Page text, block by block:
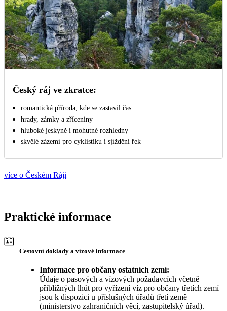
Český ráj ve zkratce:
romantická příroda, kde se zastavil čas
hrady, zámky a zříceniny
hluboké jeskyně i mohutné rozhledny
skvělé zázemí pro cyklistiku i sjíždění řek
více o Českém Ráji
Praktické informace
Cestovní doklady a vízové informace
Informace pro občany ostatních zemí:
Údaje o pasových a vízových požadavcích včetně
přibližných lhůt pro vyřízení víz pro občany třetích zemí
jsou k dispozici u příslušných úřadů třetí země
(ministerstvo zahraničních věcí, zastupitelský úřad).